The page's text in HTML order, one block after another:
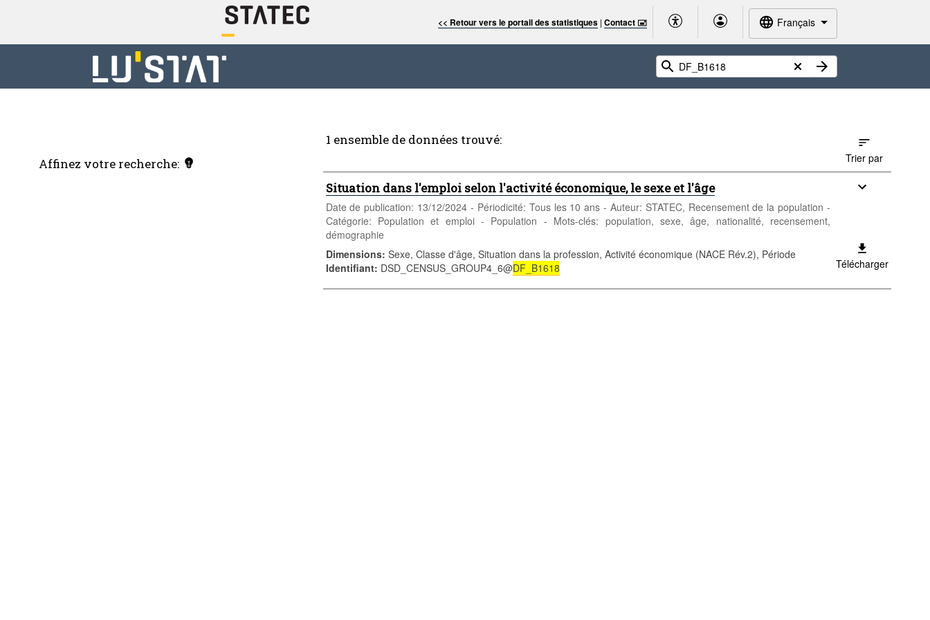
<< Retour vers le portail des statistiques |Contact 🖃 Français
Affinez votre recherche:
1 ensemble de données trouvé:
Trier par
Situation dans l'emploi selon l'activité économique, le sexe et l'âge
Date de publication: 13/12/2024 - Périodicité: Tous les 10 ans - Auteur: STATEC, Recensement de la population -
Catégorie: Population et emploi - Population - Mots-clés: population, sexe, âge, nationalité, recensement,
démographie
Dimensions: Sexe, Classe d'âge, Situation dans la profession, Activité économique (NACE Rév.2), Période
Identifiant: DSD_CENSUS_GROUP4_6@DF_B1618 Télécharger